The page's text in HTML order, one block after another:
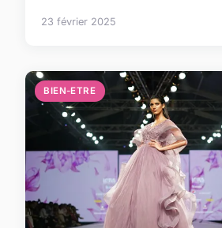
23 février 2025
BIEN-ETRE